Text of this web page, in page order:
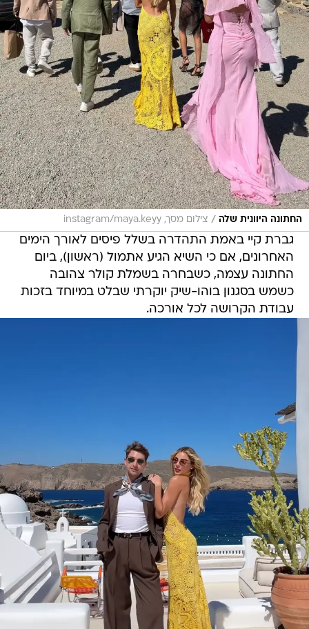
החתונה היוונית שלה / צילום מסך, instagram/maya.keyy
גברת קיי באמת התהדרה בשלל פיסים לאורך הימים
האחרונים, אם כי השיא הגיע אתמול (ראשון), ביום
החתונה עצמה, כשבחרה בשמלת קולר צהובה
כשמש בסגנון בוהו-שיק יוקרתי שבלט במיוחד בזכות
עבודת הקרושה לכל אורכה.